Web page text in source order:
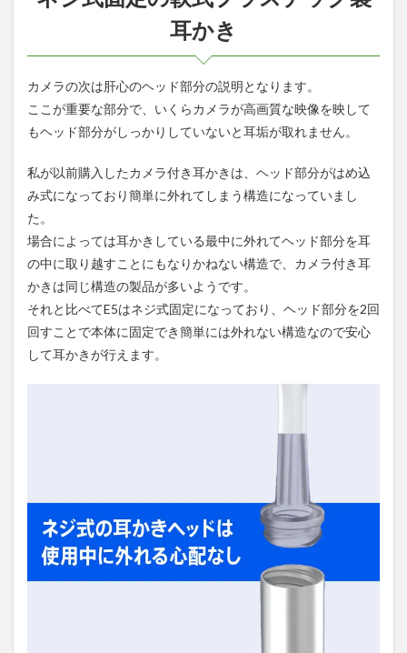
耳かき
カメラの次は肝心のヘッド部分の説明となります。
ここが重要な部分で、いくらカメラが高画質な映像を映して
もヘッド部分がしっかりしていないと耳垢が取れません。
私が以前購入したカメラ付き耳かきは、ヘッド部分がはめ込
み式になっており簡単に外れてしまう構造になっていまし
た。
場合によっては耳かきしている最中に外れてヘッド部分を耳
の中に取り越すことにもなりかねない構造で、カメラ付き耳
かきは同じ構造の製品が多いようです。
それと比べてE5はネジ式固定になっており、ヘッド部分を2回
回すことで本体に固定でき簡単には外れない構造なので安心
して耳かきが行えます。